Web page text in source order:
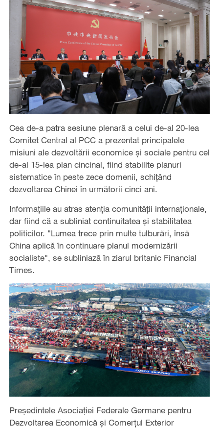
Cea de-a patra sesiune plenară a celui de-al 20-lea
Comitet Central al PCC a prezentat principalele
misiuni ale dezvoltării economice și sociale pentru cel
de-al 15-lea plan cincinal, fiind stabilite planuri
sistematice în peste zece domenii, schițând
dezvoltarea Chinei în următorii cinci ani.
Informațiile au atras atenția comunității internaționale,
dar fiind că a subliniat continuitatea și stabilitatea
politicilor. "Lumea trece prin multe tulburări, însă
China aplică în continuare planul modernizării
socialiste", se subliniază în ziarul britanic Financial
Times.
Președintele Asociației Federale Germane pentru
Dezvoltarea Economică și Comerțul Exterior